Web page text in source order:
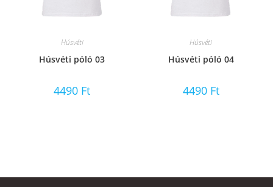
Húsvéti
Húsvéti póló 03
4490 Ft
Húsvéti
Húsvéti póló 04
4490 Ft